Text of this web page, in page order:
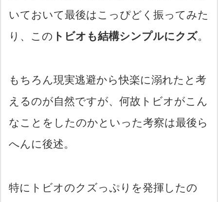
いておいて最後はこっぴどく振ってみた
り、この トビオも結構シンプルにクズ。
もちろん現実逃避から快楽に溺れたと考
えるのが自然ですが、何故トビオがこん
なことをしたのかといった考察は最後ら
へんに後述。
特にトビオのクズっぷりを発揮したの